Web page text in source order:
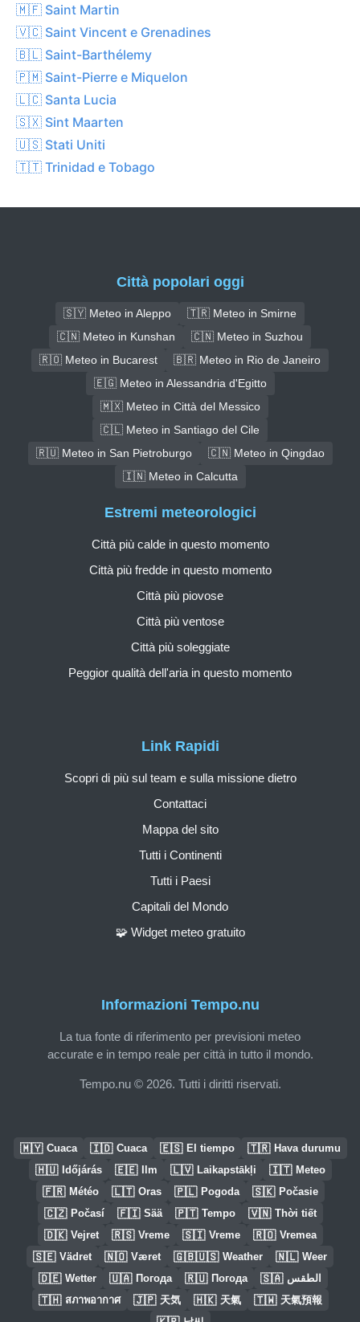
🇲🇫 Saint Martin
🇻🇨 Saint Vincent e Grenadines
🇧🇱 Saint-Barthélemy
🇵🇲 Saint-Pierre e Miquelon
🇱🇨 Santa Lucia
🇸🇽 Sint Maarten
🇺🇸 Stati Uniti
🇹🇹 Trinidad e Tobago
Città popolari oggi
🇸🇾 Meteo in Aleppo
🇹🇷 Meteo in Smirne
🇨🇳 Meteo in Kunshan
🇨🇳 Meteo in Suzhou
🇷🇴 Meteo in Bucarest
🇧🇷 Meteo in Rio de Janeiro
🇪🇬 Meteo in Alessandria d'Egitto
🇲🇽 Meteo in Città del Messico
🇨🇱 Meteo in Santiago del Cile
🇷🇺 Meteo in San Pietroburgo
🇨🇳 Meteo in Qingdao
🇮🇳 Meteo in Calcutta
Informazioni Tempo.nu
La tua fonte di riferimento per previsioni meteo
accurate e in tempo reale per città in tutto il mondo.
Tempo.nu © 2026. Tutti i diritti riservati.
Link Rapidi
Scopri di più sul team e sulla missione dietro
Contattaci
Mappa del sito
Tutti i Continenti
Tutti i Paesi
Capitali del Mondo
🧩 Widget meteo gratuito
Estremi meteorologici
Città più calde in questo momento
Città più fredde in questo momento
Città più piovose
Città più ventose
Città più soleggiate
Peggior qualità dell'aria in questo momento
🇲🇾 Cuaca 🇮🇩 Cuaca 🇪🇸 El tiempo 🇹🇷 Hava durumu
🇭🇺 Időjárás 🇪🇪 Ilm 🇱🇻 Laikapstākļi 🇮🇹 Meteo
🇫🇷 Météo 🇱🇹 Oras 🇵🇱 Pogoda 🇸🇰 Počasie
🇨🇿 Počasí 🇫🇮 Sää 🇵🇹 Tempo 🇻🇳 Thời tiết
🇩🇰 Vejret 🇷🇸 Vreme 🇸🇮 Vreme 🇷🇴 Vremea
🇸🇪 Vädret 🇳🇴 Været 🇬🇧🇺🇸 Weather 🇳🇱 Weer
🇩🇪 Wetter 🇺🇦 Погода 🇷🇺 Погода 🇸🇦 الطقس
🇹🇭 สภาพอากาศ 🇯🇵 天気 🇭🇰 天氣 🇹🇼 天氣預報